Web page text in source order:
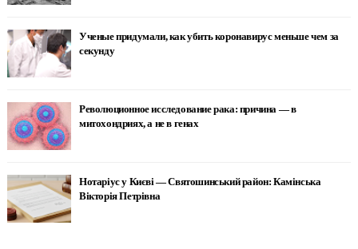
Ученые придумали, как убить коронавирус меньше чем за
секунду
Революционное исследование рака: причина — в
митохондриях, а не в генах
Нотаріус у Києві — Святошинський район: Камінська
Вікторія Петрівна